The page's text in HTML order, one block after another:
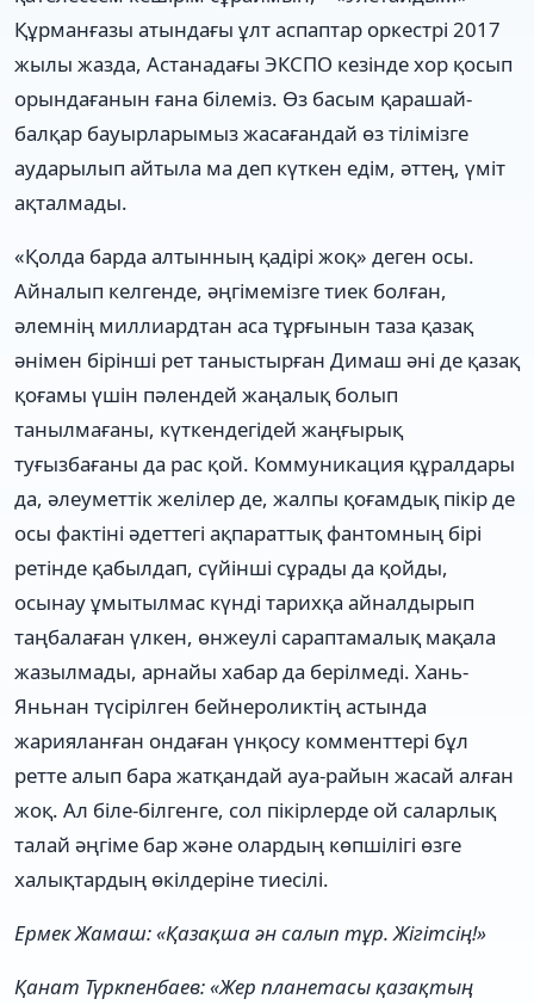
Құрманғазы атындағы ұлт аспаптар оркестрі 2017
жылы жазда, Астанадағы ЭКСПО кезінде хор қосып
орындағанын ғана білеміз. Өз басым қарашай-
балқар бауырларымыз жасағандай өз тілімізге
аударылып айтыла ма деп күткен едім, әттең, үміт
ақталмады.
«Қолда барда алтынның қадірі жоқ» деген осы.
Айналып келгенде, әңгімемізге тиек болған,
әлемнің миллиардтан аса тұрғынын таза қазақ
әнімен бірінші рет таныстырған Димаш әні де қазақ
қоғамы үшін пәлендей жаңалық болып
танылмағаны, күткендегідей жаңғырық
туғызбағаны да рас қой. Коммуникация құралдары
да, әлеуметтік желілер де, жалпы қоғамдық пікір де
осы фактіні әдеттегі ақпараттық фантомның бірі
ретінде қабылдап, сүйінші сұрады да қойды,
осынау ұмытылмас күнді тарихқа айналдырып
таңбалаған үлкен, өнжеулі сараптамалық мақала
жазылмады, арнайы хабар да берілмеді. Хань-
Яньнан түсірілген бейнероликтің астында
жарияланған ондаған үнқосу комменттері бұл
ретте алып бара жатқандай ауа-райын жасай алған
жоқ. Ал біле-білгенге, сол пікірлерде ой саларлық
талай әңгіме бар және олардың көпшілігі өзге
халықтардың өкілдеріне тиесілі.
Ермек Жамаш: «Қазақша ән салып тұр. Жігітсің!»
Қанат Түркпенбаев: «Жер планетасы қазақтың